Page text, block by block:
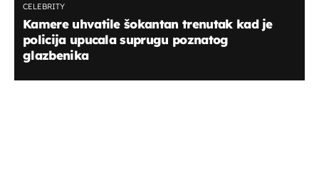
CELEBRITY
Kamere uhvatile šokantan trenutak kad je
policija upucala suprugu poznatog
glazbenika